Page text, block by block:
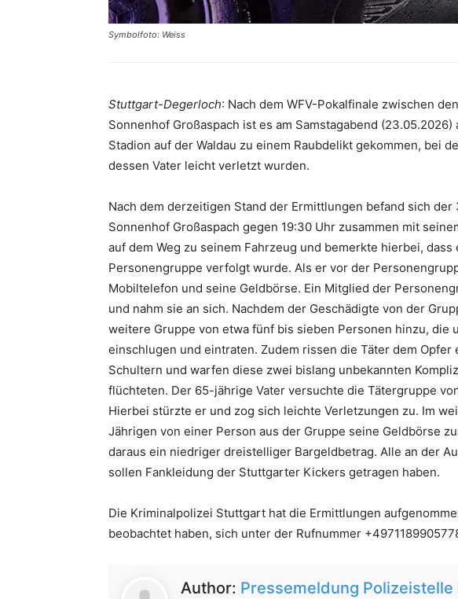
Symbolfoto: Weiss
Stuttgart-Degerloch: Nach dem WFV-Pokalfinale zwischen
Sonnenhof Großaspach ist es am Samstagabend
Stadion auf der Waldau zu einem Raubdelikt gekommen, bei
dessen Vater leicht verletzt wurden.
Nach dem derzeitigen Stand der Ermittlungen befand sich
Sonnenhof Großaspach gegen 19:30 Uhr zusammen mit
auf dem Weg zu seinem Fahrzeug und bemerkte hierbei,
Personengruppe verfolgt wurde. Als er vor der
Mobiltelefon und seine Geldbörse. Ein Mitglied der
und nahm sie an sich. Nachdem der Geschädigte von der
weitere Gruppe von etwa fünf bis sieben Personen hinzu, die
einschlugen und eintraten. Zudem rissen die Täter dem Opfer
Schultern und warfen diese zwei bislang unbekannten
flüchteten. Der 65-jährige Vater versuchte die Tätergruppe
Hierbei stürzte er und zog sich leichte Verletzungen zu. Im
Jährigen von einer Person aus der Gruppe seine Geldbörse
daraus ein niedriger dreistelliger Bargeldbetrag. Alle an der
sollen Fankleidung der Stuttgarter Kickers getragen haben.
Die Kriminalpolizei Stuttgart hat die Ermittlungen
beobachtet haben, sich unter der Rufnummer
Author: Pressemeldung Polizeistelle